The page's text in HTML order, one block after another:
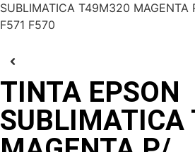
SUBLIMATICA T49M320 MAGENTA
F571 F570
TINTA EPSON